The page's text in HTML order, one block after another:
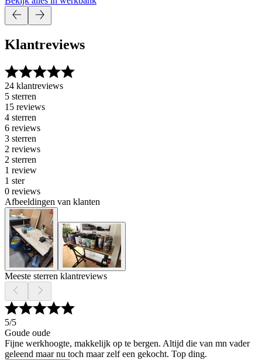
Klantreviews
24 klantreviews
5 sterren
15 reviews
4 sterren
6 reviews
3 sterren
2 reviews
2 sterren
1 review
1 ster
0 reviews
Afbeeldingen van klanten
Meeste sterren klantreviews
5/5
Goude oude
Fijne werkhoogte, makkelijk op te bergen. Altijd die van mn vader
geleend maar nu toch maar zelf een gekocht. Top ding.